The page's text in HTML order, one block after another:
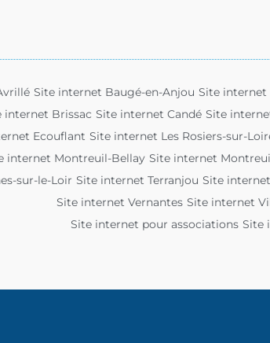
Site internet Baugé-en-Anjou Site internet
internet Brissac Site internet Candé Site
Ecouflant Site internet Les Rosiers-sur-
internet Montreuil-Bellay Site internet
sur-le-Loir Site internet Terranjou Site
Site internet Vernantes Site internet
Site internet pour associations Site